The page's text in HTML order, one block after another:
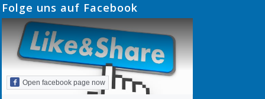
Folge uns auf Facebook
Open facebook page now